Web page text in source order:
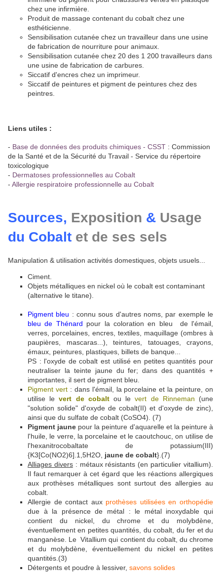
chez une infirmière.
Produit de massage contenant du cobalt chez une
esthéticienne.
Sensibilisation cutanée chez un travailleur dans une usine
de fabrication de nourriture pour animaux.
Sensibilisation cutanée chez 20 des 1 200 travailleurs dans
une usine de fabrication de carbures.
Siccatif d'encres chez un imprimeur.
Siccatif de peintures et pigment de peintures chez des
peintres.
Liens utiles :
- Base de données des produits chimiques - CSST : Commission
de la Santé et de la Sécurité du Travail - Service du répertoire
toxicologique
- Dermatoses professionnelles au Cobalt
- Allergie respiratoire professionnelle au Cobalt
Sources, Exposition & Usage
du Cobalt et de ses sels
Manipulation & utilisation activités domestiques, objets usuels...
Ciment.
Objets métalliques en nickel où le cobalt est contaminant
(alternative le titane).
Pigment bleu : connu sous d'autres noms, par exemple le
bleu de Thénard pour la coloration en bleu de l'émail,
verres, porcelaines, encres, textiles, maquillage (ombres à
paupières, mascaras...), teintures, tatouages, crayons,
émaux, peintures, plastiques, billets de banque...
PS : l'oxyde de cobalt est utilisé en petites quantités pour
neutraliser la teinte jaune du fer; dans des quantités +
importantes, il sert de pigment bleu.
Pigment vert: dans l'émail, la porcelaine et la peinture, on
utilise levert de cobaltou levert de Rinneman (une
"solution solide" d'oxyde de cobalt(II) et d'oxyde de zinc),
ainsi que du sulfate de cobalt (CoSO4). (7)
Pigment jaune pour la peinture d'aquarelle et la peinture à
l'huile, le verre, la porcelaine et le caoutchouc, on utilise de
l'hexanitrocobaltate de potassium(III)
{K3[Co(NO2)6].1,5H2O, jaune de cobalt}.(7)
Alliages divers: métaux résistants (en particulier vitallium).
Il faut remarquer à cet égard que les réactions allergiques
aux prothèses métalliques sont surtout des allergies au
cobalt.
Allergie de contact aux prothèses utilisées en orthopédie
due à la présence de métal : le métal inoxydable qui
contient du nickel, du chrome et du molybdène,
éventuellement en petites quantités, du cobalt, du fer et du
manganèse. Le Vitallium qui contient du cobalt, du chrome
et du molybdène, éventuellement du nickel en petites
quantités.(3)
Détergents et poudre à lessiver, savons solides